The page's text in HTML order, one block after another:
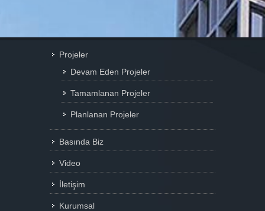
Projeler
Devam Eden Projeler
Tamamlanan Projeler
Planlanan Projeler
Basında Biz
Video
İletişim
Kurumsal